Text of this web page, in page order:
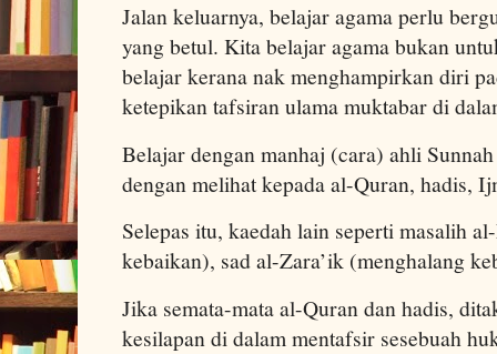
Jalan keluarnya, belajar agama perlu
yang betul. Kita belajar agama bukan
belajar kerana nak menghampirkan diri
ketepikan tafsiran ulama muktabar di
Belajar dengan manhaj (cara) ahli
dengan melihat kepada al-Quran, hadis,
Selepas itu, kaedah lain seperti masalih
kebaikan), sad al-Zara’ik (menghalang
Jika semata-mata al-Quran dan hadis,
kesilapan di dalam mentafsir sesebuah